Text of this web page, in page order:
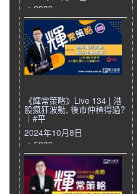
2383
《輝常策略》Live 134 | 港
股瘋狂波動, 後市仲楂得過?
｜#平
2024年10月8日
5939